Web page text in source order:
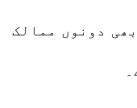
دونوں ممالک